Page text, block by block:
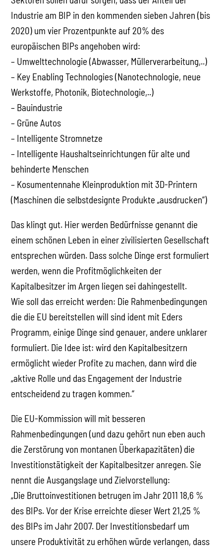
Industrie am BIP in den kommenden sieben Jahren (bis
2020) um vier Prozentpunkte auf 20% des
europäischen BIPs angehoben wird:
– Umwelttechnologie (Abwasser, Müllerverarbeitung,..)
– Key Enabling Technologies (Nanotechnologie, neue
Werkstoffe, Photonik, Biotechnologie,..)
– Bauindustrie
– Grüne Autos
– Intelligente Stromnetze
– Intelligente Haushaltseinrichtungen für alte und
behinderte Menschen
– Kosumentennahe Kleinproduktion mit 3D-Printern
(Maschinen die selbstdesignte Produkte „ausdrucken“)
Das klingt gut. Hier werden Bedürfnisse genannt die
einem schönen Leben in einer zivilisierten Gesellschaft
entsprechen würden. Dass solche Dinge erst formuliert
werden, wenn die Profitmöglichkeiten der
Kapitalbesitzer im Argen liegen sei dahingestellt.
Wie soll das erreicht werden: Die Rahmenbedingungen
die die EU bereitstellen will sind ident mit Eders
Programm, einige Dinge sind genauer, andere unklarer
formuliert. Die Idee ist: wird den Kapitalbesitzern
ermöglicht wieder Profite zu machen, dann wird die
„aktive Rolle und das Engagement der Industrie
entscheidend zu tragen kommen.“
Die EU-Kommission will mit besseren
Rahmenbedingungen (und dazu gehört nun eben auch
die Zerstörung von montanen Überkapazitäten) die
Investitionstätigkeit der Kapitalbesitzer anregen. Sie
nennt die Ausgangslage und Zielvorstellung:
„Die Bruttoinvestitionen betrugen im Jahr 2011 18,6 %
des BIPs. Vor der Krise erreichte dieser Wert 21,25 %
des BIPs im Jahr 2007. Der Investitionsbedarf um
unsere Produktivität zu erhöhen würde verlangen, dass